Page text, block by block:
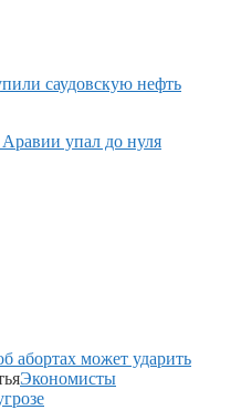
саудовскую нефть
упал до нуля
абортах может ударить
Экономисты